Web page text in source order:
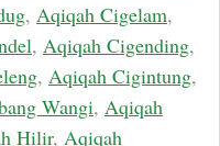
, Aqiqah Cigelam,
, Aqiqah Cigending,
, Aqiqah Cigintung,
Wangi, Aqiqah
Hilir, Aqiqah